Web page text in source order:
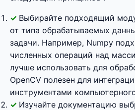
Выбирайте подходящий
от типа обрабатываемых
задачи. Например, Numpy
численных операций над
лучше использовать для
OpenCV полезен для
инструментами
Изучайте документацию